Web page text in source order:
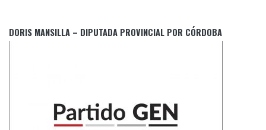
DORIS MANSILLA – DIPUTADA PROVINCIAL POR CÓRDOBA